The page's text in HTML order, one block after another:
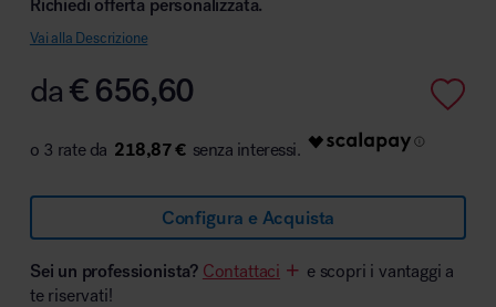
Area hospitality
Richiedi offerta personalizzata.
Vai alla Descrizione
da€656,60
218,87 €
Configura e Acquista
Sei un professionista? Contattaci
e scopri i vantaggi a
te riservati!